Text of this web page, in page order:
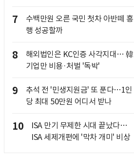
7
수백만원 오른 국민 첫차 아반떼 흥
행 성공할까
8
해외법인은 KC인증 사각지대… 韓
기업만 비용·처벌 '독박'
9
추석 전 '민생지원금' 또 푼다…1인
당 최대 50만원 어디서 받나
10
ISA 만기 무제한 시대 끝났다…
ISA 세제개편에 '막차 개미' 비상